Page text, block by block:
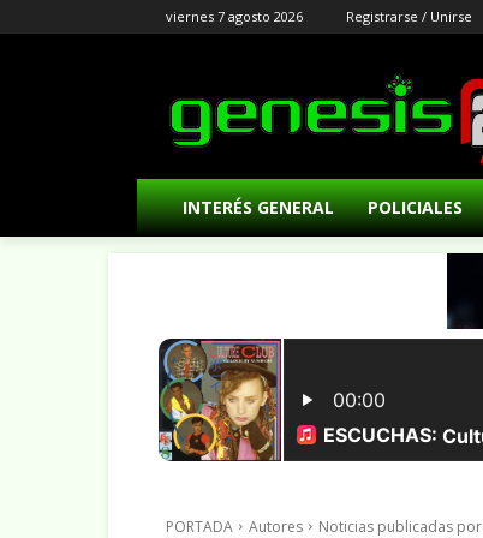
viernes 7 agosto 2026 Registrarse / Unirse
INTERÉS GENERAL POLICIALES
PORTADA Autores Noticias publicadas por